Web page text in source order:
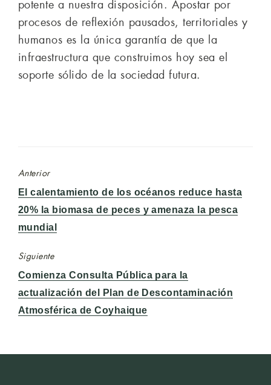
potente a nuestra disposición. Apostar por
procesos de reflexión pausados, territoriales y
humanos es la única garantía de que la
infraestructura que construimos hoy sea el
soporte sólido de la sociedad futura.
Anterior
Entrada
anterior:
El calentamiento de los océanos reduce hasta
20% la biomasa de peces y amenaza la pesca
mundial
Siguiente
Entrada
siguiente:
Comienza Consulta Pública para la
actualización del Plan de Descontaminación
Atmosférica de Coyhaique